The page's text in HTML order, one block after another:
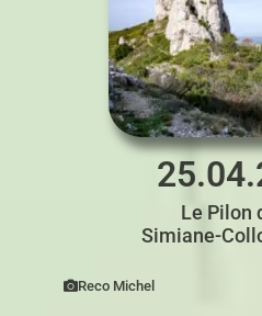
Le Pilon
Simiane-
Reco Michel